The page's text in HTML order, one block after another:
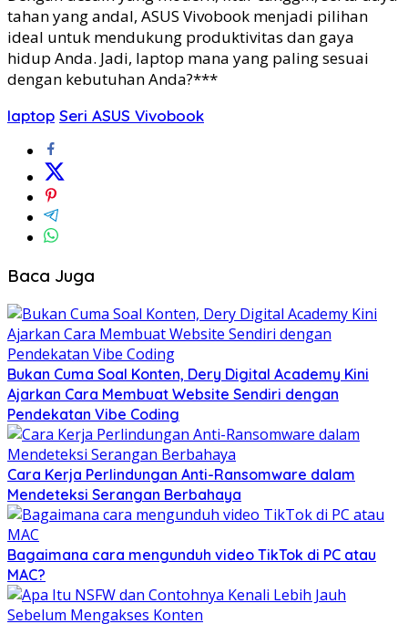
tahan yang andal, ASUS Vivobook menjadi pilihan
ideal untuk mendukung produktivitas dan gaya
hidup Anda. Jadi, laptop mana yang paling sesuai
dengan kebutuhan Anda?***
laptop Seri ASUS Vivobook
Baca Juga
Bukan Cuma Soal Konten, Dery Digital Academy Kini
Ajarkan Cara Membuat Website Sendiri dengan
Pendekatan Vibe Coding
Cara Kerja Perlindungan Anti-Ransomware dalam
Mendeteksi Serangan Berbahaya
Bagaimana cara mengunduh video TikTok di PC atau
MAC?